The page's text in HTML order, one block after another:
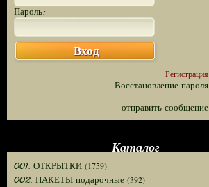
Пароль:
Вход
Регистрация
Восстановление пароля
отправить сообщение
Каталог
001. ОТКРЫТКИ (1759)
002. ПАКЕТЫ подарочные (392)